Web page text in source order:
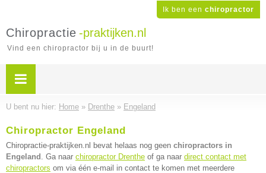
Ik ben een chiropractor
Chiropractie -praktijken.nl
Vind een chiropractor bij u in de buurt!
U bent nu hier: Home » Drenthe » Engeland
Chiropractor Engeland
Chiropractie-praktijken.nl bevat helaas nog geen chiropractors in
Engeland . Ga naar chiropractor Drenthe of ga naar direct contact met
chiropractors om via één e-mail in contact te komen met meerdere